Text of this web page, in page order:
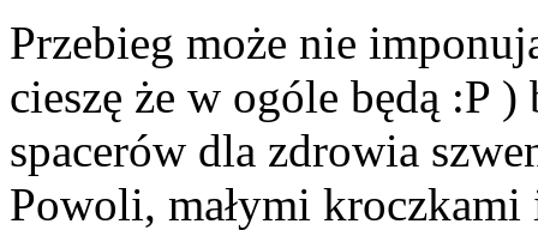
Przebieg może nie
cieszę że w ogóle będą :P
spacerów dla zdrowia
Powoli, małymi